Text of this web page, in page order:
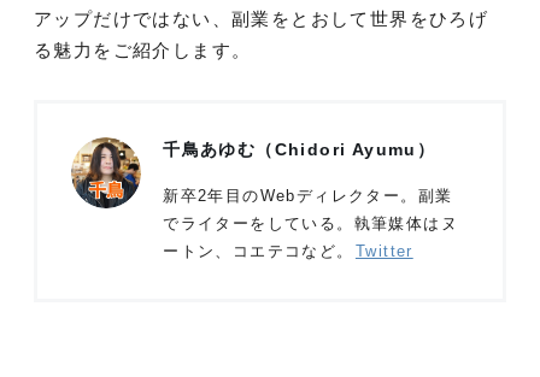
アップだけではない、副業をとおして世界をひろげ
る魅力をご紹介します。
千鳥あゆむ（Chidori Ayumu）
新卒2年目のWebディレクター。副業
でライターをしている。執筆媒体はヌ
ートン、コエテコなど。 Twitter